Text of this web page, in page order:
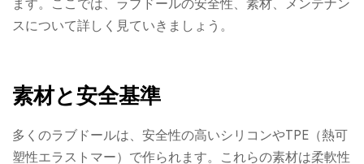
ます。ここでは、ラブドールの安全性、素材、メンテナン
スについて詳しく見ていきましょう。
素材と安全基準
多くのラブドールは、安全性の高いシリコンやTPE（熱可
塑性エラストマー）で作られます。これらの素材は柔軟性